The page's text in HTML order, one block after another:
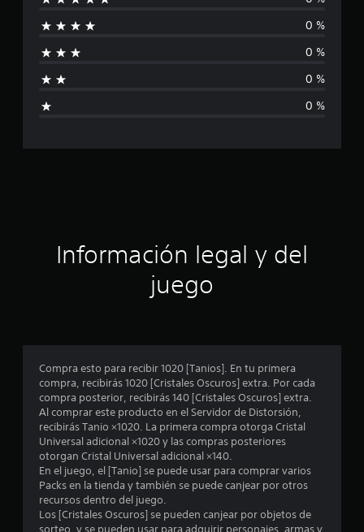
n
c
a
f
a
o
n
e
s
0 %
0 %
0 %
0 %
Información legal y del
juego
Compra esto para recibir 1020 [Tanios]. En tu primera
compra, recibirás 1020 [Cristales Oscuros] extra. Por cada
compra posterior, recibirás 140 [Cristales Oscuros] extra.
Al comprar este producto en el Servidor de Distorsión,
recibirás Tanio ×1020. La primera compra otorga Cristal
Universal adicional ×1020 y las compras posteriores
otorgan Cristal Universal adicional ×140.
En el juego, el [Tanio] se puede usar para comprar varios
Packs en la tienda y también se puede canjear por otros
recursos dentro del juego.
Los [Cristales Oscuros] se pueden canjear por objetos de
sorteo, y se pueden usar para adquirir personajes, armas y